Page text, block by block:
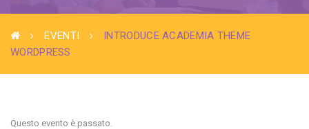
EVENTI
INTRODUCE ACADEMIA THEME
WORDPRESS
Questo evento è passato.